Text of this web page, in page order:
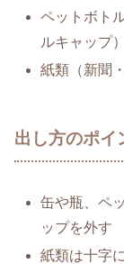
ペットボト
ルキャップ）
紙類（新聞
出し方のポイ
缶や瓶、ペ
ップを外す
紙類は十字